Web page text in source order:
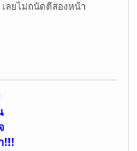
เลยไม่ถนัดตีสองหน้า
!!!